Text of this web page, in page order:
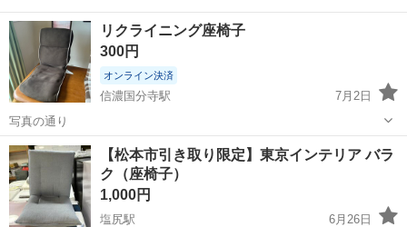
リクライニング座椅子
300円
オンライン決済
信濃国分寺駅
7月2日
写真の通り
長野 上田市 信濃国分寺駅 椅子 リクライニング
【松本市引き取り限定】東京インテリア バラ
ク（座椅子）
1,000円
塩尻駅
6月26日